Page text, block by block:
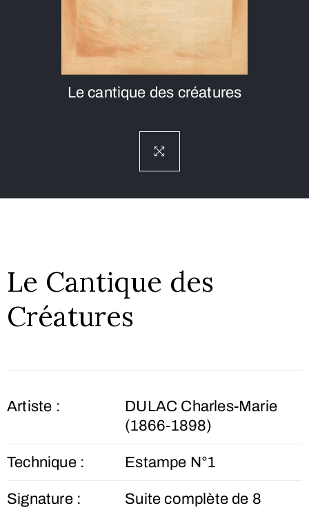
Le cantique des créatures
Le Cantique des
Créatures
Artiste :
DULAC Charles-Marie
(1866-1898)
Technique : Estampe N°1
Signature :
Suite complète de 8